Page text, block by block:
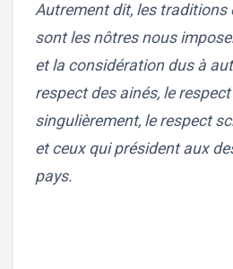
Autrement dit, les traditions
sont les nôtres nous
et la considération dus à
respect des ainés, le
singulièrement, le respect
et ceux qui président aux
pays.